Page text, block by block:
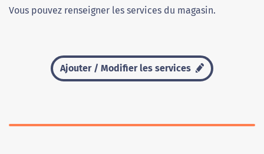
Vous pouvez renseigner les services du magasin.
Ajouter / Modifier les services